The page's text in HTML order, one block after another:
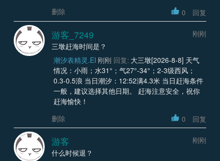
删除
0 回复
游客_7249
刚刚
三墩赶海时间是？
潮汐表精灵.EI 刚刚 回复: 大三墩[2026-8-8] 天气
情况：小雨；水31°；气27°-34°；2-3级西风；
0.3-0.5浪 当日潮汐：12:52满4.3米 当日赶海条件
一般，建议选择其他日期。 赶海注意安全，祝你
赶海愉快！
删除
0 回复
游客
刚刚
什么时候退？